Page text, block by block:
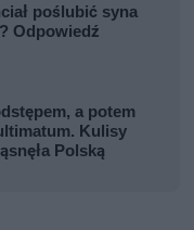
poślubić syna
Odpowiedź
a potem
Kulisy
Polską